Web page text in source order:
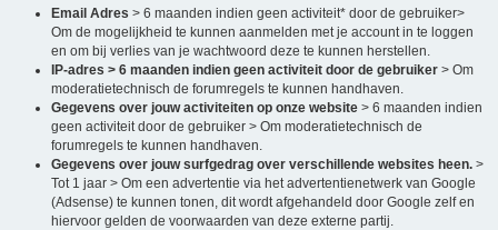
Email Adres > 6 maanden indien geen activiteit* door de gebruiker>
Om de mogelijkheid te kunnen aanmelden met je account in te loggen
en om bij verlies van je wachtwoord deze te kunnen herstellen.
IP-adres > 6 maanden indien geen activiteit door de gebruiker > Om
moderatietechnisch de forumregels te kunnen handhaven.
Gegevens over jouw activiteiten op onze website > 6 maanden indien
geen activiteit door de gebruiker > Om moderatietechnisch de
forumregels te kunnen handhaven.
Gegevens over jouw surfgedrag over verschillende websites heen. >
Tot 1 jaar > Om een advertentie via het advertentienetwerk van Google
(Adsense) te kunnen tonen, dit wordt afgehandeld door Google zelf en
hiervoor gelden de voorwaarden van deze externe partij.